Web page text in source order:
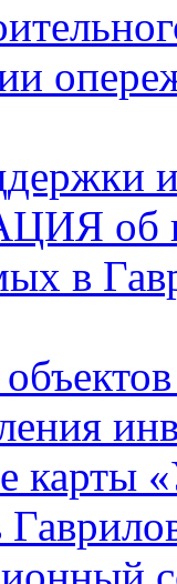
об
в
карты